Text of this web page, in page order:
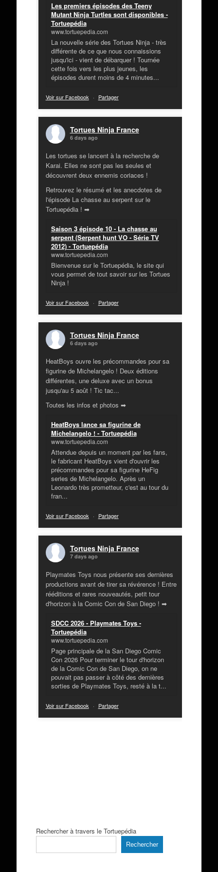
Les premiers épisodes des Teeny
Mutant Ninja Turtles sont disponibles -
Tortuepédia
www.tortuepedia.com
La nouvelle série des Tortues Ninja - très
différente de ce que nous connaissions
jusqu'ici - vient de débarquer ! Tournée
cette fois vers les plus jeunes, les
épisodes durent moins de 4 minutes...
Voir sur Facebook · Partager
Tortues Ninja France
6 days ago
Les tortues se lancent à la recherche de
Karai. Elles ne sont pas les seules et
découvrent deux ennemis coriaces !
Retrouvez le résumé et les anecdotes de
l'épisode La chasse au serpent sur le
Tortuepédia ! ➡
Saison 3 épisode 10 - La chasse au
serpent (Serpent hunt VO - Série TV
2012) - Tortuepédia
www.tortuepedia.com
Bienvenue sur le Tortuepédia, le site qui
vous permet de tout savoir sur les Tortues
Ninja !
Voir sur Facebook · Partager
Tortues Ninja France
6 days ago
HeatBoys ouvre les précommandes pour sa
figurine de Michelangelo ! Deux éditions
différentes, une deluxe avec un bonus
jusqu'au 5 août ! Tic tac...
Toutes les infos et photos ➡
HeatBoys lance sa figurine de
Michelangelo ! - Tortuepédia
www.tortuepedia.com
Attendue depuis un moment par les fans,
le fabricant HeatBoys vient d'ouvrir les
précommandes pour sa figurine HeFig
series de Michelangelo. Après un
Leonardo très prometteur, c'est au tour du
fran...
Voir sur Facebook · Partager
Tortues Ninja France
7 days ago
Playmates Toys nous présente ses dernières
productions avant de tirer sa révérence ! Entre
rééditions et rares nouveautés, petit tour
d'horizon à la Comic Con de San Diego ! ➡
SDCC 2026 - Playmates Toys -
Tortuepédia
www.tortuepedia.com
Page principale de la San Diego Comic
Con 2026 Pour terminer le tour d'horizon
de la Comic Con de San Diego, on ne
pouvait pas passer à côté des dernières
sorties de Playmates Toys, resté à la t...
Voir sur Facebook · Partager
Rechercher à travers le Tortuepédia
Rechercher